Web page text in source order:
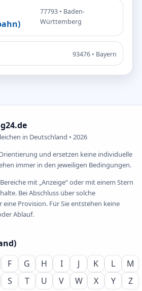
77793 • Baden-
Württemberg
93476 • Bayern
in Deutschland • 2026
und ersetzen keine individuelle
immer in den jeweiligen Bedingungen.
Bereiche mit „Anzeige“ oder mit einem Stern
Bei Abschluss über solche
Provision. Für Sie entstehen keine
Ablauf.
F G H I J K L
M
S T U V W X Y Z